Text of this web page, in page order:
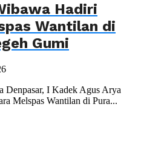
Hadiri
Wantilan di
Gumi
Denpasar, I Kadek Agus Arya
Melspas Wantilan di Pura...